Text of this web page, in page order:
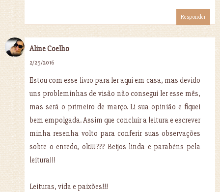
Responder
Aline Coelho
2/25/2016
Estou com esse livro para ler aqui em casa, mas devido
uns probleminhas de visão não consegui ler esse mês,
mas será o primeiro de março. Li sua opinião e fiquei
bem empolgada. Assim que concluir a leitura e escrever
minha resenha volto para conferir suas observações
sobre o enredo, ok!!!??? Beijos linda e parabéns pela
leitura!!!
Leituras, vida e paixões!!!